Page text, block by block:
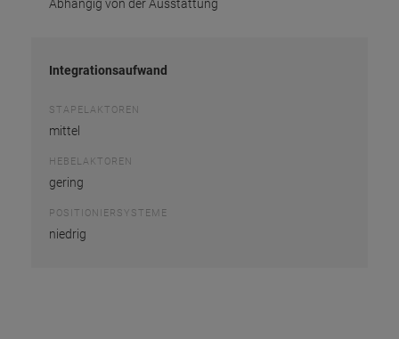
Abhängig von der Ausstattung
Integrationsaufwand
STAPELAKTOREN
mittel
HEBELAKTOREN
gering
POSITIONIERSYSTEME
niedrig